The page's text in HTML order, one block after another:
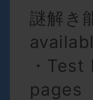
謎解き
・
pages